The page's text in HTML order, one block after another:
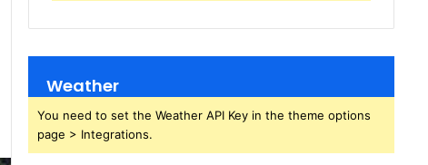
Weather
You need to set the Weather API Key in the theme options
page > Integrations.